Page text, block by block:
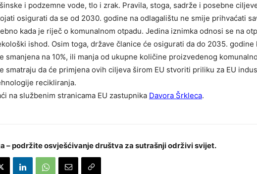
i podzemne vode, tlo i zrak. Pravila, stoga, sadrže i posebne
osigurati da se od 2030. godine na odlagalištu ne smije prihvaćati
kada je riječ o komunalnom otpadu. Jedina iznimka odnosi se na
ishod. Osim toga, države članice će osigurati da do 2035. godine
smanjena na 10%, ili manja od ukupne količine proizvedenog
smatraju da će primjena ovih ciljeva širom EU stvoriti priliku za EU
recikliranja.
na službenim stranicama EU zastupnika Davora Šrkleca.
– podržite osvješćivanje društva za sutrašnji održivi svijet.